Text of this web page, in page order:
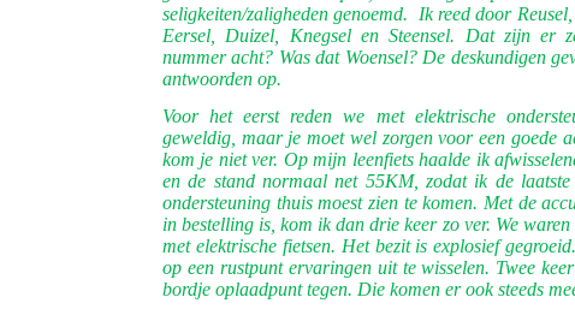
seligkeiten/zaligheden genoemd.
Ik reed door
Eersel, Duizel, Knegsel en Steensel. Dat zijn er
nummer acht? Was dat Woensel? De deskundigen
antwoorden op.
Voor het eerst reden we met elektrische
geweldig, maar je moet wel zorgen voor een goede
kom je niet ver. Op mijn leenfiets haalde ik
en de stand normaal net 55KM, zodat ik de
ondersteuning thuis moest zien te komen. Met de
in bestelling is, kom ik dan drie keer zo ver. We
met elektrische fietsen. Het bezit is explosief
op een rustpunt ervaringen uit te wisselen. Twee
bordje oplaadpunt tegen. Die komen er ook steeds